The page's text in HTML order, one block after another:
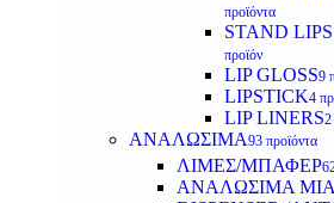
προϊόντα
STAND
προϊόν
LIP GLOSS9
LIPSTICK4
LIP LINERS2
ΑΝΑΛΩΣΙΜΑ93 προϊόντα
ΛΙΜΕΣ/ΜΠΑΦΕΡ
ΑΝΑΛΩΣΙΜΑ